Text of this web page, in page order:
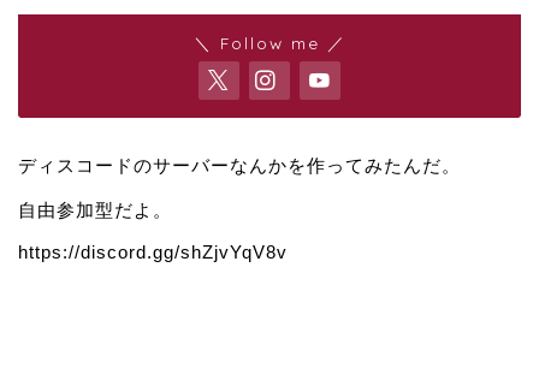
＼ Follow me ／
ディスコードのサーバーなんかを作ってみたんだ。
自由参加型だよ。
https://discord.gg/shZjvYqV8v